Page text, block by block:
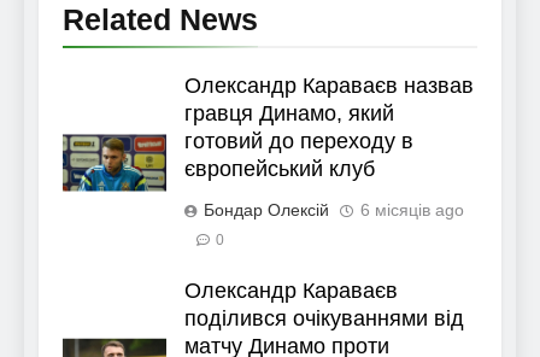
Related News
Олександр Караваєв назвав
гравця Динамо, який
готовий до переходу в
європейський клуб
Бондар Олексій 6 місяців ago
0
Олександр Караваєв
поділився очікуваннями від
матчу Динамо проти